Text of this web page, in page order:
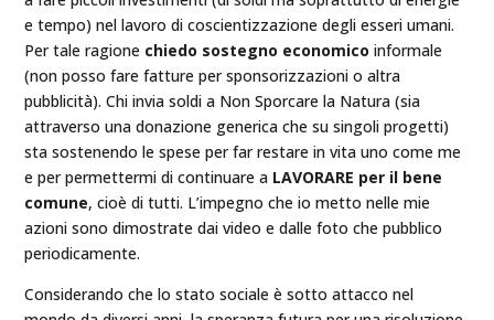
e tempo) nel lavoro di coscientizzazione degli esseri umani.
Per tale ragione chiedo sostegno economico informale
(non posso fare fatture per sponsorizzazioni o altra
pubblicità). Chi invia soldi a Non Sporcare la Natura (sia
attraverso una donazione generica che su singoli progetti)
sta sostenendo le spese per far restare in vita uno come me
e per permettermi di continuare a LAVORARE per il bene
comune, cioè di tutti. L’impegno che io metto nelle mie
azioni sono dimostrate dai video e dalle foto che pubblico
periodicamente.
Considerando che lo stato sociale è sotto attacco nel